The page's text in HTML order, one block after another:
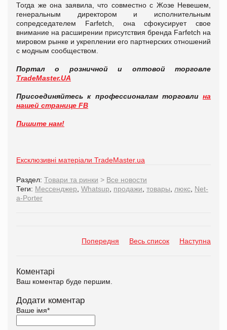
Тогда же она заявила, что совместно с Жозе Невешем,
генеральным директором и исполнительным
сопредседателем Farfetch, она сфокусирует свое
внимание на расширении присутствия бренда Farfetch на
мировом рынке и укреплении его партнерских отношений
с модным сообществом.
Портал о розничной и оптовой торговле
TradeMaster.UA
Присоединяйтесь к профессионалам торговли на
нашей странице FB
Пишите нам!
Ексклюзивні матеріали TradeMaster.ua
Раздел: Товари та ринки > Все новости
Теги: Мессенджер Whatsup продажи товары люкс Net-
a-Porter
Попередня Весь список Наступна
Коментарі
Ваш коментар буде першим.
Додати коментар
Ваше імя*